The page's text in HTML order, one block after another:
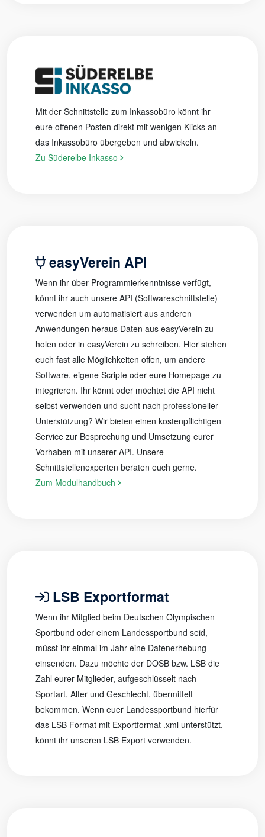
Mit der Schnittstelle zum Inkassobüro könnt ihr
eure offenen Posten direkt mit wenigen Klicks an
das Inkassobüro übergeben und abwickeln.
Zu Süderelbe Inkasso
easyVerein API
Wenn ihr über Programmierkenntnisse verfügt,
könnt ihr auch unsere API (Softwareschnittstelle)
verwenden um automatisiert aus anderen
Anwendungen heraus Daten aus easyVerein zu
holen oder in easyVerein zu schreiben. Hier stehen
euch fast alle Möglichkeiten offen, um andere
Software, eigene Scripte oder eure Homepage zu
integrieren. Ihr könnt oder möchtet die API nicht
selbst verwenden und sucht nach professioneller
Unterstützung? Wir bieten einen kostenpflichtigen
Service zur Besprechung und Umsetzung eurer
Vorhaben mit unserer API. Unsere
Schnittstellenexperten beraten euch gerne.
Zum Modulhandbuch
LSB Exportformat
Wenn ihr Mitglied beim Deutschen Olympischen
Sportbund oder einem Landessportbund seid,
müsst ihr einmal im Jahr eine Datenerhebung
einsenden. Dazu möchte der DOSB bzw. LSB die
Zahl eurer Mitglieder, aufgeschlüsselt nach
Sportart, Alter und Geschlecht, übermittelt
bekommen. Wenn euer Landessportbund hierfür
das LSB Format mit Exportformat .xml unterstützt,
könnt ihr unseren LSB Export verwenden.